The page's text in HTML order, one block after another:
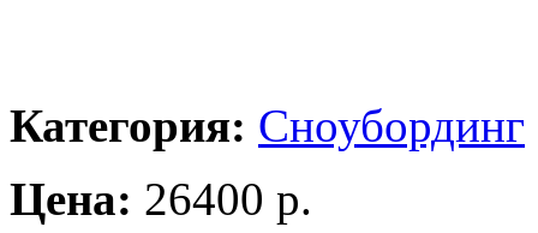
Категория: Сноубординг
Цена: 26400 р.